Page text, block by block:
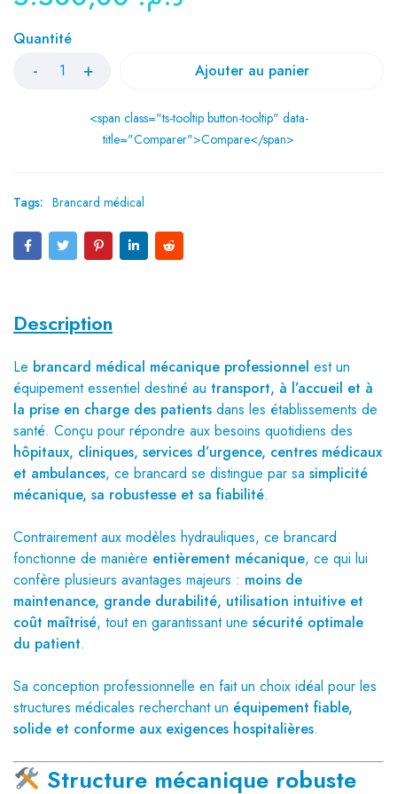
Quantité
Ajouter au panier
<span class="ts-tooltip button-tooltip" data-
title="Comparer">Compare</span>
Tags: Brancard médical
Description
Le brancard médical mécanique professionnel est un
équipement essentiel destiné au transport, à l’accueil et à
la prise en charge des patients dans les établissements de
santé. Conçu pour répondre aux besoins quotidiens des
hôpitaux, cliniques, services d’urgence, centres médicaux
et ambulances, ce brancard se distingue par sa simplicité
mécanique, sa robustesse et sa fiabilité.
Contrairement aux modèles hydrauliques, ce brancard
fonctionne de manière entièrement mécanique, ce qui lui
confère plusieurs avantages majeurs : moins de
maintenance, grande durabilité, utilisation intuitive et
coût maîtrisé, tout en garantissant une sécurité optimale
du patient.
Sa conception professionnelle en fait un choix idéal pour les
structures médicales recherchant un équipement fiable,
solide et conforme aux exigences hospitalières.
Structure mécanique robuste